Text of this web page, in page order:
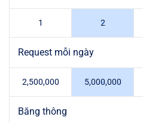
1 2
Request mỗi ngày
2,500,000 5,000,000
Băng thông